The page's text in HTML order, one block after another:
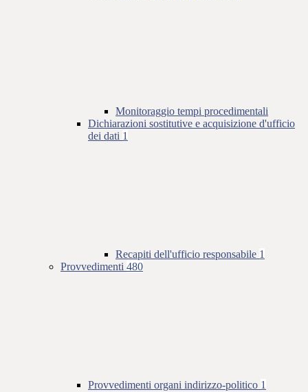
Monitoraggio tempi procedimentali
Dichiarazioni sostitutive e acquisizione d'ufficio
dei dati 1
Recapiti dell'ufficio responsabile 1
Provvedimenti 480
Provvedimenti organi indirizzo-politico 1